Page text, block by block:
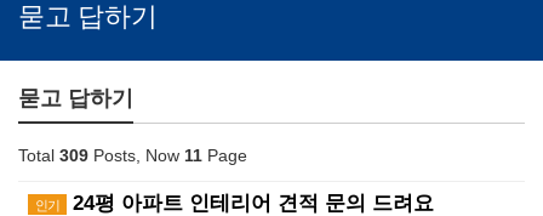
묻고 답하기
묻고 답하기
Total 309 Posts, Now 11 Page
인기 24평 아파트 인테리어 견적 문의 드려요